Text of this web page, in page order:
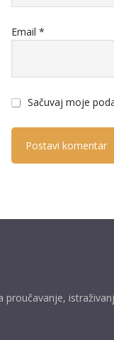
Email *
Sačuvaj moje
proučavanje,